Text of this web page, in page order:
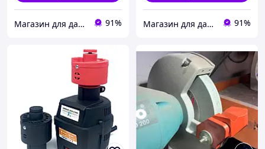
Магазин для дачи и сада - ALFA LEX EUROCRAFT KRAFT DELE VERKE SILVER 91% Магазин для дачи и сада - ALFA LEX EUROCRAFT KRAFT DELE VERKE SILVER 91%